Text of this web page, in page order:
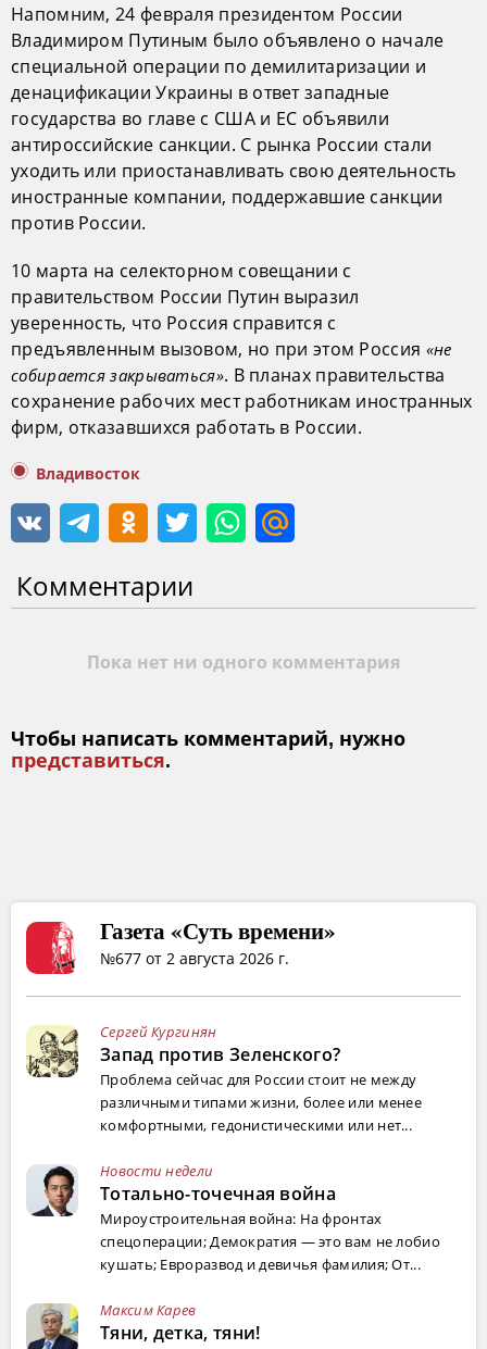
Напомним, 24 февраля президентом России
Владимиром Путиным было объявлено о начале
специальной операции по демилитаризации и
денацификации Украины в ответ западные
государства во главе с США и ЕС объявили
антироссийские санкции. С рынка России стали
уходить или приостанавливать свою деятельность
иностранные компании, поддержавшие санкции
против России.
10 марта на селекторном совещании с
правительством России Путин выразил
уверенность, что Россия справится с
предъявленным вызовом, но при этом Россия «не
собирается закрываться». В планах правительства
сохранение рабочих мест работникам иностранных
фирм, отказавшихся работать в России.
Владивосток
Комментарии
Пока нет ни одного комментария
Чтобы написать комментарий, нужно
представиться.
Газета «Суть времени»
№677 от 2 августа 2026 г.
Сергей Кургинян
Запад против Зеленского?
Проблема сейчас для России стоит не между
различными типами жизни, более или менее
комфортными, гедонистическими или нет...
Новости недели
Тотально-точечная война
Мироустроительная война: На фронтах
спецоперации; Демократия — это вам не лобио
кушать; Евроразвод и девичья фамилия; От...
Максим Карев
Тяни, детка, тяни!